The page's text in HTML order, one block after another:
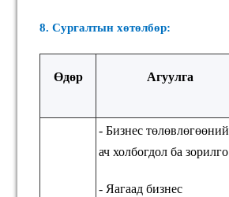
8. Сургалтын хөтөлбөр:
Өдөр Агуулга
- Бизнес төлөвлөгөөний
ач холбогдол ба зорилго
- Яагаад бизнес